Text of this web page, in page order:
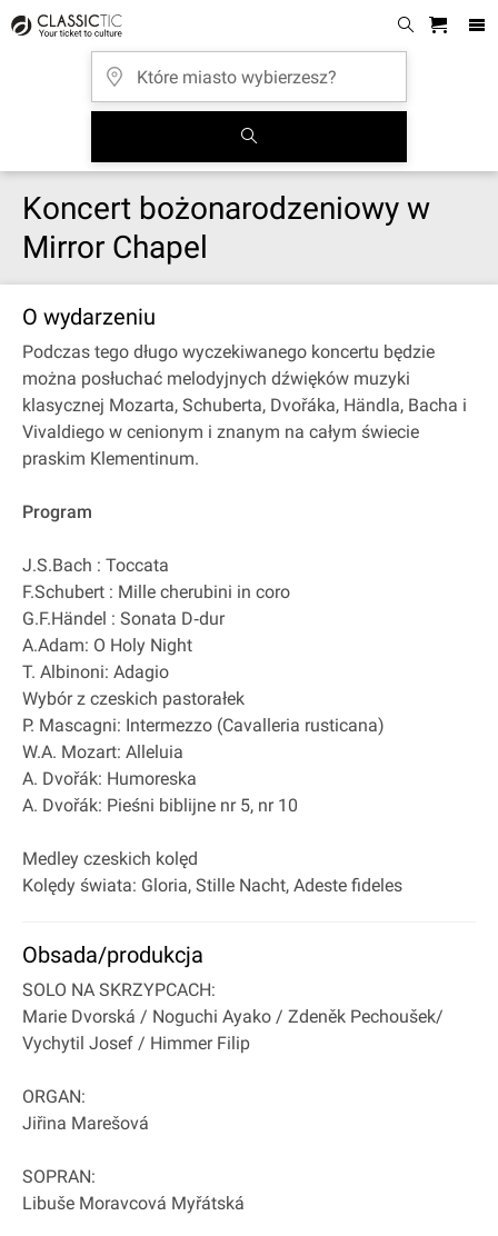
Koncert bożonarodzeniowy w
Mirror Chapel
O wydarzeniu
Podczas tego długo wyczekiwanego koncertu będzie
można posłuchać melodyjnych dźwięków muzyki
klasycznej Mozarta, Schuberta, Dvořáka, Händla, Bacha i
Vivaldiego w cenionym i znanym na całym świecie
praskim Klementinum.
Program
J.S.Bach : Toccata
F.Schubert : Mille cherubini in coro
G.F.Händel : Sonata D‐dur
A.Adam: O Holy Night
T. Albinoni: Adagio
Wybór z czeskich pastorałek
P. Mascagni: Intermezzo (Cavalleria rusticana)
W.A. Mozart: Alleluia
A. Dvořák: Humoreska
A. Dvořák: Pieśni biblijne nr 5, nr 10
Medley czeskich kolęd
Kolędy świata: Gloria, Stille Nacht, Adeste fideles
Obsada/produkcja
SOLO NA SKRZYPCACH:
Marie Dvorská / Noguchi Ayako / Zdeněk Pechoušek/
Vychytil Josef / Himmer Filip
ORGAN:
Jiřina Marešová
SOPRAN:
Libuše Moravcová Myřátská